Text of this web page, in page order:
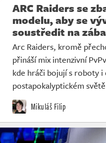
ARC Raiders se
modelu, aby se
soustředit na
Arc Raiders, kromě
přináší mix intenzivní
kde hráči bojují s roboty
postapokalyptickém
Mikuláš Filip